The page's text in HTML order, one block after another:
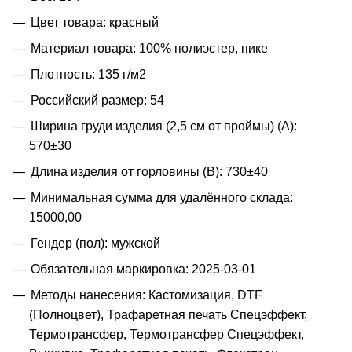
Цвет товара: красный
Материал товара: 100% полиэстер, пике
Плотность: 135 г/м2
Российский размер: 54
Ширина груди изделия (2,5 см от проймы) (A):
570±30
Длина изделия от горловины (B): 730±40
Минимальная сумма для удалённого склада:
15000,00
Гендер (пол): мужской
Обязательная маркировка: 2025-03-01
Методы нанесения: Кастомизация, DTF
(Полноцвет), Трафаретная печать Спецэффект,
Термотрансфер, Термотрансфер Спецэффект,